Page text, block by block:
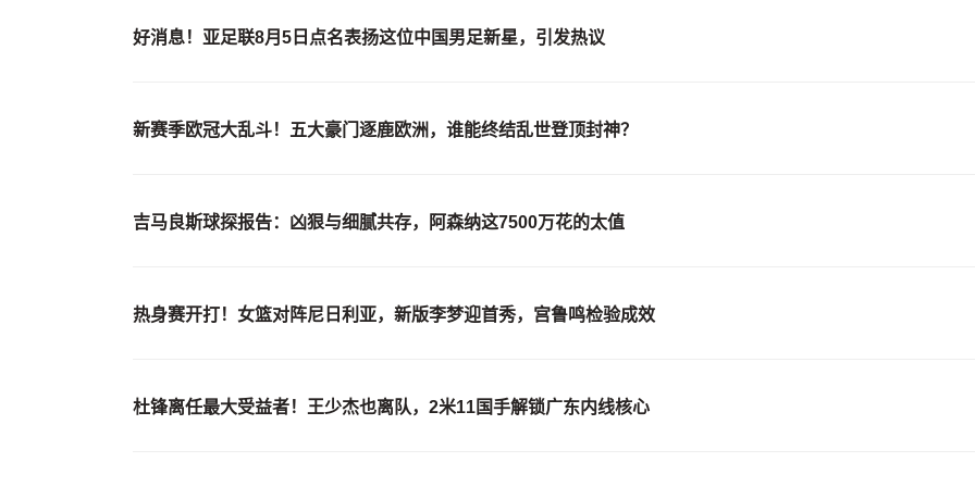
好消息！亚足联8月5日点名表扬这位中国男足新星，引发热议
新赛季欧冠大乱斗！五大豪门逐鹿欧洲，谁能终结乱世登顶封神？
吉马良斯球探报告：凶狠与细腻共存，阿森纳这7500万花的太值
热身赛开打！女篮对阵尼日利亚，新版李梦迎首秀，宫鲁鸣检验成效
杜锋离任最大受益者！王少杰也离队，2米11国手解锁广东内线核心